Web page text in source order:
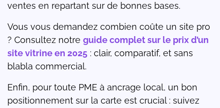
ventes en repartant sur de bonnes bases.
Vous vous demandez combien coûte un site pro
? Consultez notre guide complet sur le prix d’un
site vitrine en 2025 : clair, comparatif, et sans
blabla commercial.
Enfin, pour toute PME à ancrage local, un bon
positionnement sur la carte est crucial : suivez